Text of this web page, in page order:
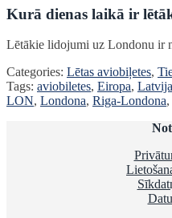
Kurā dienas laikā ir
Lētākie lidojumi uz Londonu ir
Categories: Lētas aviobiļetes,
Tags: aviobiletes, Eiropa, Latvija
LON, Londona, Riga-Londona,